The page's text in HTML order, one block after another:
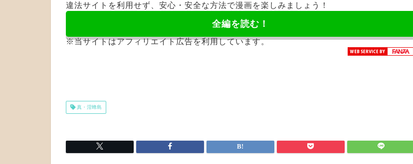
違法サイトを利用せず、安心・安全な方法で漫画を楽しみましょう！
全編を読む！
※当サイトはアフィリエイト広告を利用しています。
真・淫蜂島